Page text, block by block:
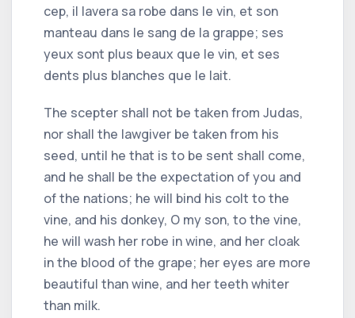
cep, il lavera sa robe dans le vin, et son
manteau dans le sang de la grappe; ses
yeux sont plus beaux que le vin, et ses
dents plus blanches que le lait.
The scepter shall not be taken from Judas,
nor shall the lawgiver be taken from his
seed, until he that is to be sent shall come,
and he shall be the expectation of you and
of the nations; he will bind his colt to the
vine, and his donkey, O my son, to the vine,
he will wash her robe in wine, and her cloak
in the blood of the grape; her eyes are more
beautiful than wine, and her teeth whiter
than milk.